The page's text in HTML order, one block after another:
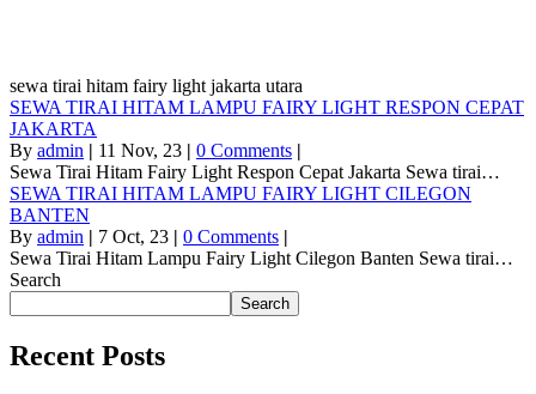
sewa tirai hitam fairy light jakarta utara
SEWA TIRAI HITAM LAMPU FAIRY LIGHT RESPON CEPAT
JAKARTA
By admin | 11 Nov, 23 | 0 Comments |
Sewa Tirai Hitam Fairy Light Respon Cepat Jakarta Sewa tirai…
SEWA TIRAI HITAM LAMPU FAIRY LIGHT CILEGON
BANTEN
By admin | 7 Oct, 23 | 0 Comments |
Sewa Tirai Hitam Lampu Fairy Light Cilegon Banten Sewa tirai…
Search
Search
Recent Posts